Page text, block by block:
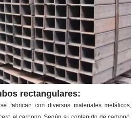
rectangulares:
fabrican con diversos materiales metálicos,